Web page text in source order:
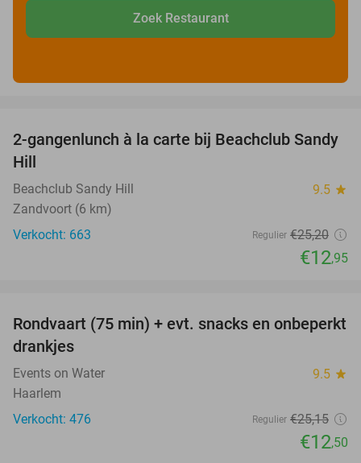
Zoek Restaurant
49%
2-gangenlunch à la carte bij Beachclub Sandy
Hill
Beachclub Sandy Hill 9.5 star
Zandvoort (6 km)
Verkocht: 663
Regulier €25,20
€12,95
50%
Rondvaart (75 min) + evt. snacks en onbeperkt
drankjes
Events on Water 9.5 star
Haarlem
Verkocht: 476
Regulier €25,15
€12,50